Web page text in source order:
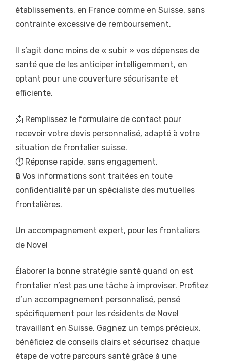
établissements, en France comme en Suisse, sans
contrainte excessive de remboursement.
Il s’agit donc moins de « subir » vos dépenses de
santé que de les anticiper intelligemment, en
optant pour une couverture sécurisante et
efficiente.
📩 Remplissez le formulaire de contact pour
recevoir votre devis personnalisé, adapté à votre
situation de frontalier suisse.
⏱️ Réponse rapide, sans engagement.
🔒 Vos informations sont traitées en toute
confidentialité par un spécialiste des mutuelles
frontalières.
Un accompagnement expert, pour les frontaliers
de Novel
Élaborer la bonne stratégie santé quand on est
frontalier n’est pas une tâche à improviser. Profitez
d’un accompagnement personnalisé, pensé
spécifiquement pour les résidents de Novel
travaillant en Suisse. Gagnez un temps précieux,
bénéficiez de conseils clairs et sécurisez chaque
étape de votre parcours santé grâce à une